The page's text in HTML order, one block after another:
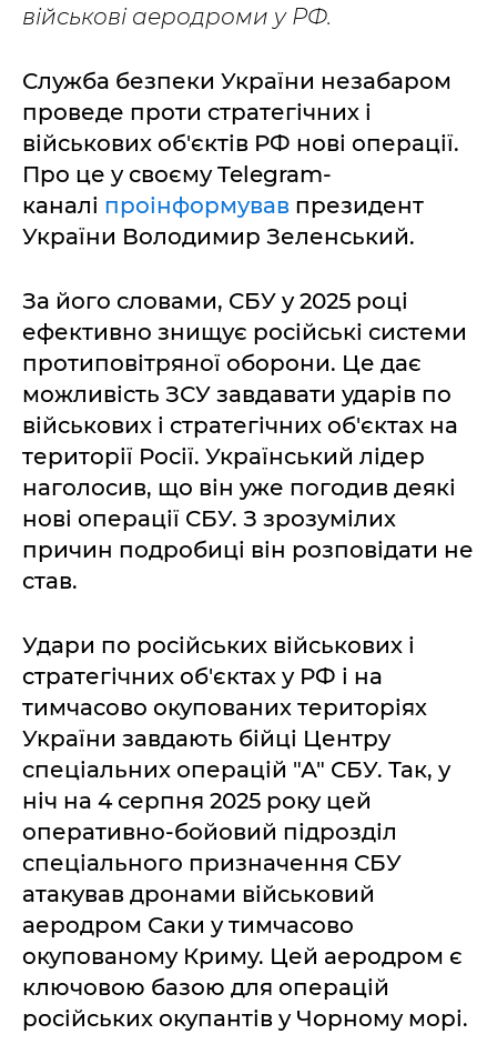
військові аеродроми у РФ.
Служба безпеки України незабаром
проведе проти стратегічних і
військових об'єктів РФ нові операції.
Про це у своєму Telegram-
каналі проінформував президент
України Володимир Зеленський.
За його словами, СБУ у 2025 році
ефективно знищує російські системи
протиповітряної оборони. Це дає
можливість ЗСУ завдавати ударів по
військових і стратегічних об'єктах на
території Росії. Український лідер
наголосив, що він уже погодив деякі
нові операції СБУ. З зрозумілих
причин подробиці він розповідати не
став.
Удари по російських військових і
стратегічних об'єктах у РФ і на
тимчасово окупованих територіях
України завдають бійці Центру
спеціальних операцій "А" СБУ. Так, у
ніч на 4 серпня 2025 року цей
оперативно-бойовий підрозділ
спеціального призначення СБУ
атакував дронами військовий
аеродром Саки у тимчасово
окупованому Криму. Цей аеродром є
ключовою базою для операцій
російських окупантів у Чорному морі.